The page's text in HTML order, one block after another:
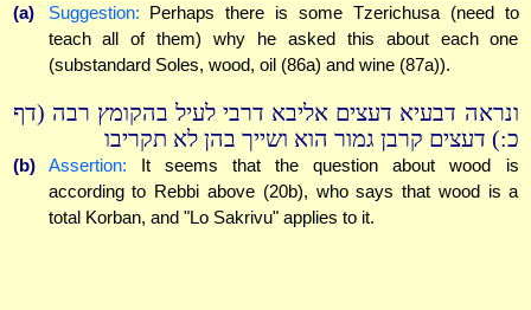
(a) Suggestion: Perhaps there is some Tzerichusa (need to
teach all of them) why he asked this about each one
(substandard Soles, wood, oil (86a) and wine (87a)).
ונראה דבעיא דעצים אליבא דרבי לעיל בהקומץ רבה (דף
כ:) דעצים קרבן גמור הוא ושייך בהן לא תקריבו
(b) Assertion: It seems that the question about wood is
according to Rebbi above (20b), who says that wood is a
total Korban, and "Lo Sakrivu" applies to it.